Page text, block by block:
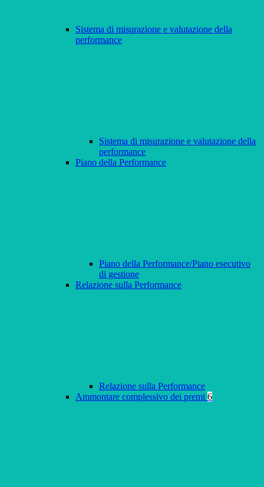
Sistema di misurazione e valutazione della
performance
Sistema di misurazione e valutazione della
performance
Piano della Performance
Piano della Performance/Piano esecutivo
di gestione
Relazione sulla Performance
Relazione sulla Performance
Ammontare complessivo dei premi 6